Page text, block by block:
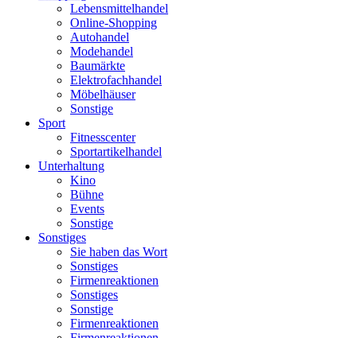
Lebensmittelhandel
Online-Shopping
Autohandel
Modehandel
Baumärkte
Elektrofachhandel
Möbelhäuser
Sonstige
Sport
Fitnesscenter
Sportartikelhandel
Unterhaltung
Kino
Bühne
Events
Sonstige
Sonstiges
Sie haben das Wort
Sonstiges
Firmenreaktionen
Sonstiges
Sonstige
Firmenreaktionen